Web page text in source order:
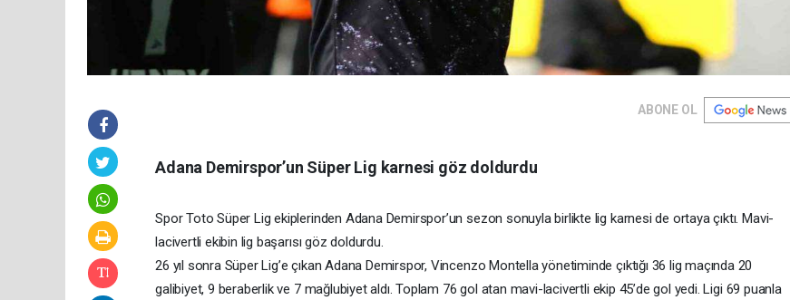
ABONE OL
Adana Demirspor’un Süper Lig karnesi göz doldurdu
Spor Toto Süper Lig ekiplerinden Adana Demirspor’un sezon sonuyla birlikte lig karnesi de ortaya çıktı. Mavi-
lacivertli ekibin lig başarısı göz doldurdu.
26 yıl sonra Süper Lig’e çıkan Adana Demirspor, Vincenzo Montella yönetiminde çıktığı 36 lig maçında 20
galibiyet, 9 beraberlik ve 7 mağlubiyet aldı. Toplam 76 gol atan mavi-lacivertli ekip 45’de gol yedi. Ligi 69 puanla